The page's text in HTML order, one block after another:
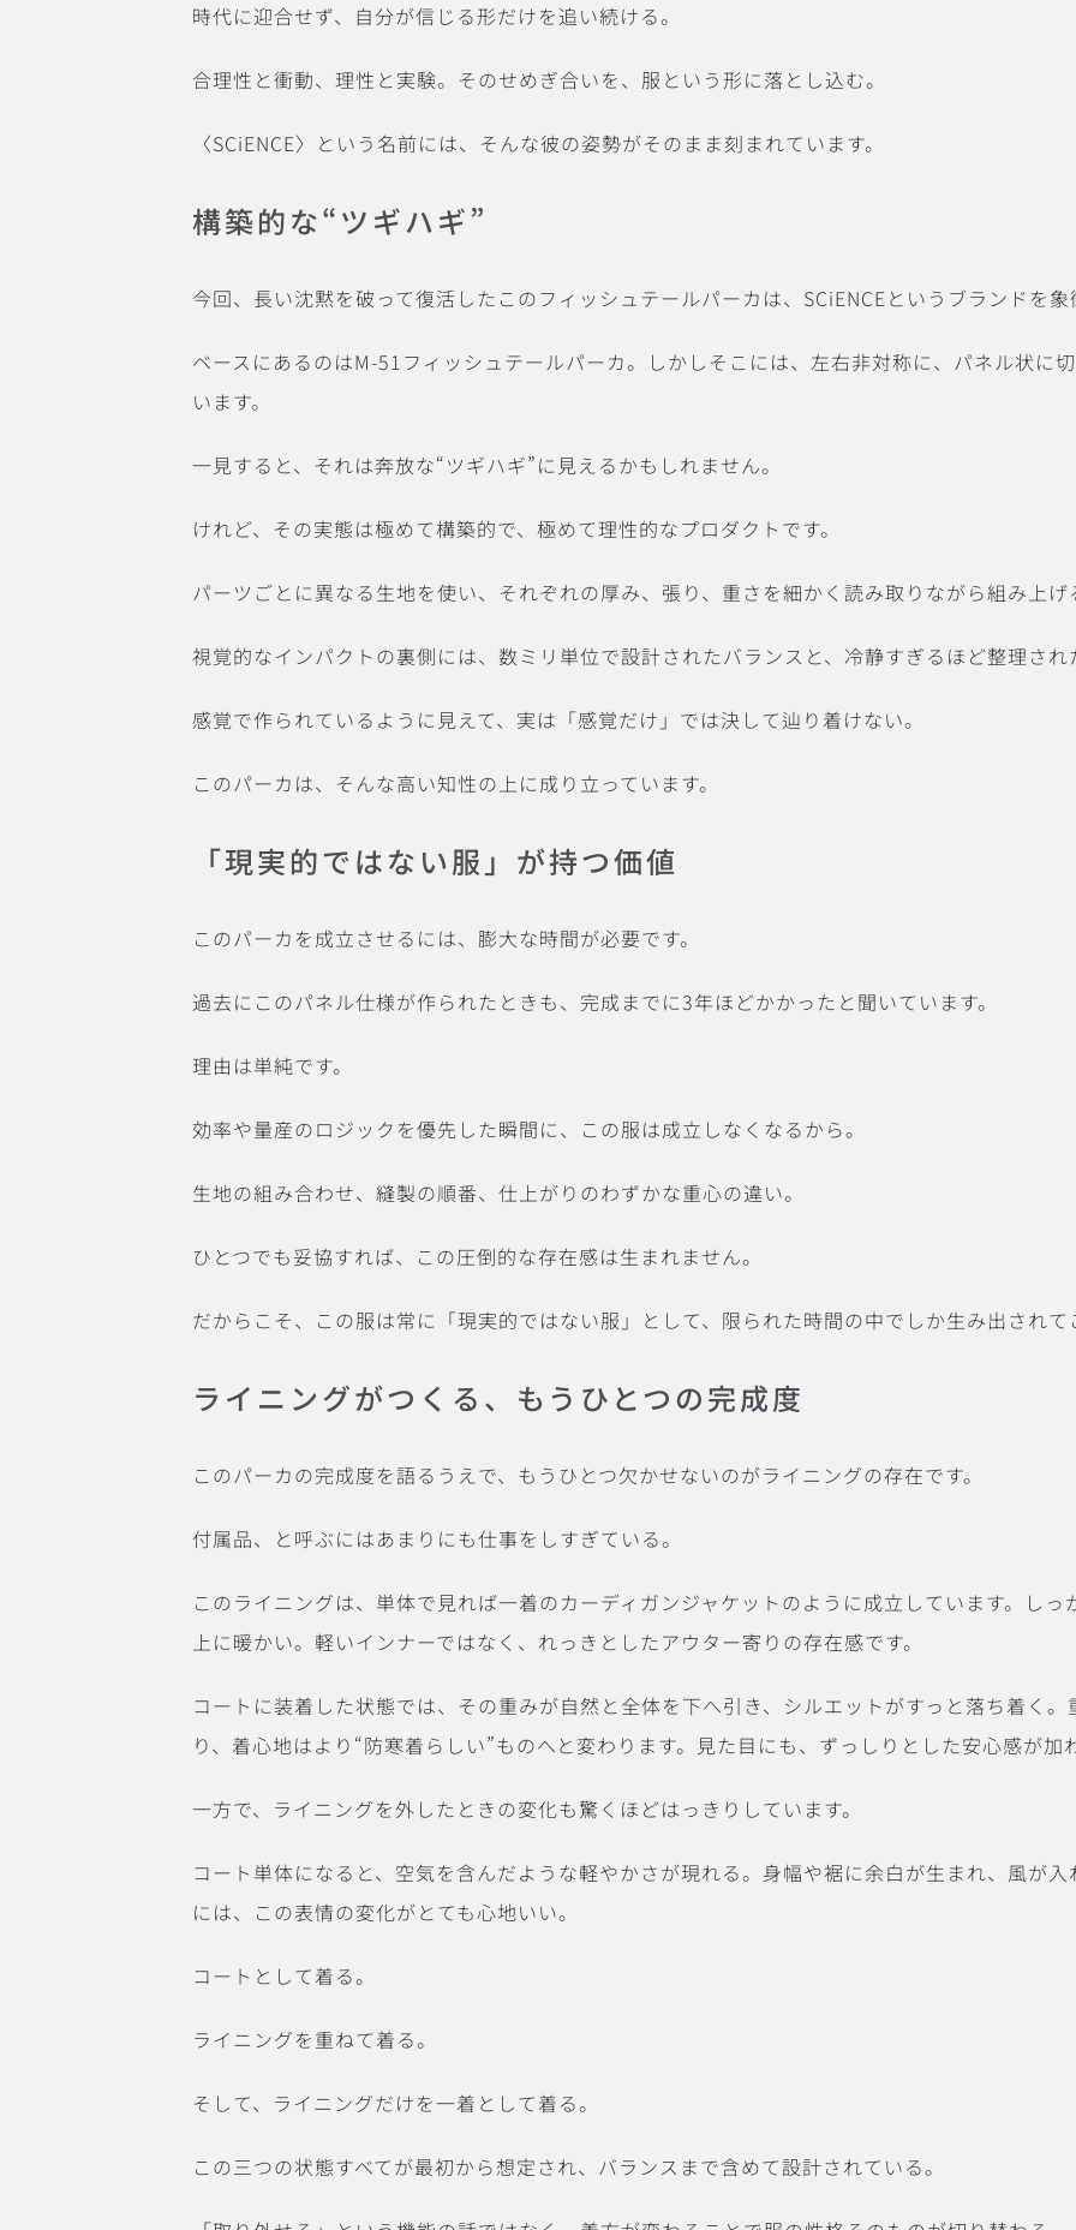
時代に迎合せず、自分が信じる形だけを追い続ける。
合理性と衝動、理性と実験。そのせめぎ合いを、服という形に落とし込む。
〈SCiENCE〉という名前には、そんな彼の姿勢がそのまま刻まれています。
構築的な“ツギハギ”
今回、長い沈黙を破って復活したこのフィッシュテールパーカは、SCiENCEというブランドを象
ベースにあるのはM-51フィッシュテールパーカ。しかしそこには、左右非対称に、パネル状に
います。
一見すると、それは奔放な“ツギハギ”に見えるかもしれません。
けれど、その実態は極めて構築的で、極めて理性的なプロダクトです。
パーツごとに異なる生地を使い、それぞれの厚み、張り、重さを細かく読み取りながら組み上げ
視覚的なインパクトの裏側には、数ミリ単位で設計されたバランスと、冷静すぎるほど整理され
感覚で作られているように見えて、実は「感覚だけ」では決して辿り着けない。
このパーカは、そんな高い知性の上に成り立っています。
「現実的ではない服」が持つ価値
このパーカを成立させるには、膨大な時間が必要です。
過去にこのパネル仕様が作られたときも、完成までに3年ほどかかったと聞いています。
理由は単純です。
効率や量産のロジックを優先した瞬間に、この服は成立しなくなるから。
生地の組み合わせ、縫製の順番、仕上がりのわずかな重心の違い。
ひとつでも妥協すれば、この圧倒的な存在感は生まれません。
だからこそ、この服は常に「現実的ではない服」として、限られた時間の中でしか生み出されて
ライニングがつくる、もうひとつの完成度
このパーカの完成度を語るうえで、もうひとつ欠かせないのがライニングの存在です。
付属品、と呼ぶにはあまりにも仕事をしすぎている。
このライニングは、単体で見れば一着のカーディガンジャケットのように成立しています。し
上に暖かい。軽いインナーではなく、れっきとしたアウター寄りの存在感です。
コートに装着した状態では、その重みが自然と全体を下へ引き、シルエットがすっと落ち着く
り、着心地はより“防寒着らしい”ものへと変わります。見た目にも、ずっしりとした安心感が加
一方で、ライニングを外したときの変化も驚くほどはっきりしています。
コート単体になると、空気を含んだような軽やかさが現れる。身幅や裾に余白が生まれ、風が
には、この表情の変化がとても心地いい。
コートとして着る。
ライニングを重ねて着る。
そして、ライニングだけを一着として着る。
この三つの状態すべてが最初から想定され、バランスまで含めて設計されている。